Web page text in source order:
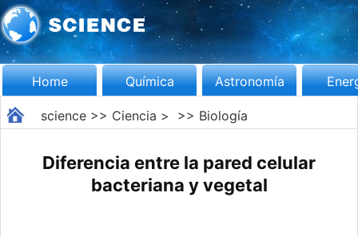
Home Química Astronomía
science>> Ciencia > >> Biología
Diferencia entre la pared celular
bacteriana y vegetal